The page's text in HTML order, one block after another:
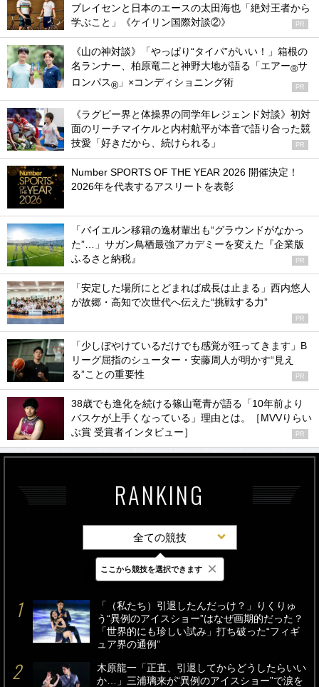
ブレイセンと日本のエースの太田海也「絶対王者から
学ぶこと」《ケイリン国際対談②》
PR
《山の神対談》「やっぱり“タイパ”がいい！」箱根の
名ランナー、柏原竜二と神野大地が語る「エアー®サ
ロンパス® 」×コンディショニング術 PR
《ラグビー界と体操界の同学年レジェンド対談》初対
面のリーチマイケルと内村航平が本音で語り合った競
技愛「好きだから、続けられる」
PR
Number SPORTS OF THE YEAR 2026 開催決定！
2026年を代表するアスリートを表彰
「バイエルン移籍の逸材輩出も“グラウンドがなかっ
た”…」サガン鳥栖最強アカデミーを変えた『企業版
ふるさと納税』
PR
「安定した場所にとどまれば成長は止まる」西内悠人
が故郷・高知で次世代へ伝えた“挑戦する力”
PR
「少しぼやけているだけでも感覚が狂ってきます」B
リーグ屈指のシューター・安藤周人が明かす“見え
る”ことの重要性
PR
38歳でも進化を続ける篠山竜青が語る「10年前より
バスケが上手くなっている」理由とは。［MVVりらい
ぶ賞 受賞者インタビュー］
PR
RANKING
全ての競技
最新 24時間 週間
「（私たち）引退したんだっけ？」りくりゅ
う“異例のアイスショー”はなぜ画期的だった？
「世界的にも珍しい試み」打ち破った“フィギ
ュア界の通例”
木原龍一「正直、引退してからどうしたらいい
か…」三浦璃来が“異例のアイスショー”で涙を
ここから競技を選択できます ×